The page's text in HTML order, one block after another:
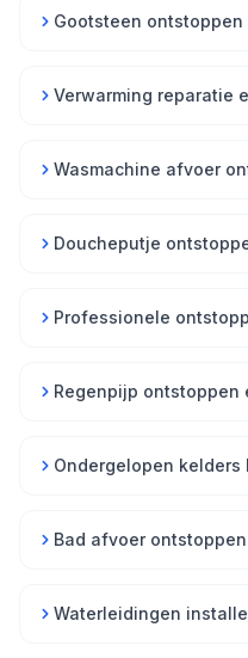
Gootsteen ontstoppen
Verwarming reparatie
Wasmachine afvoer
Doucheputje
Professionele
Regenpijp ontstoppen
Ondergelopen kelders
Bad afvoer ontstoppen
Waterleidingen